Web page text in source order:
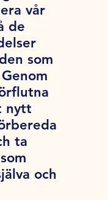
vår
de
som
nytt
ta
och